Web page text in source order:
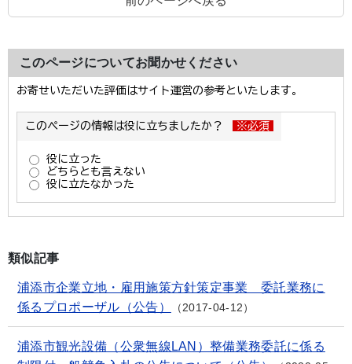
このページについてお聞かせください
類似記事
浦添市企業立地・雇用施策方針策定事業 委託業務に
係るプロポーザル（公告）
2017-04-12
浦添市観光設備（公衆無線LAN）整備業務委託に係る